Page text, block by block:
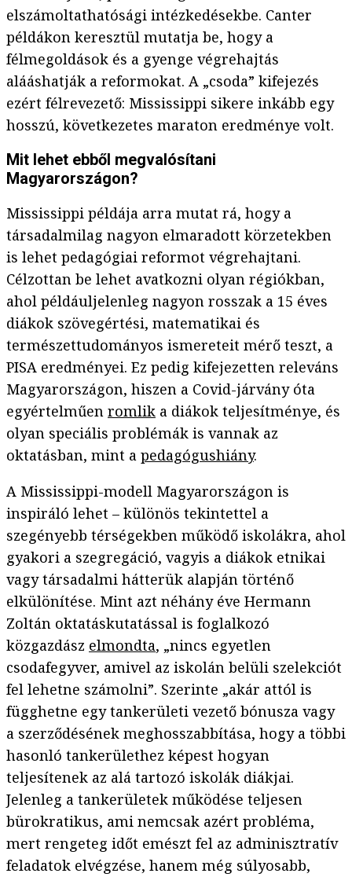
elszámoltathatósági intézkedésekbe. Canter
példákon keresztül mutatja be, hogy a
félmegoldások és a gyenge végrehajtás
alááshatják a reformokat. A „csoda” kifejezés
ezért félrevezető: Mississippi sikere inkább egy
hosszú, következetes maraton eredménye volt.
Mit lehet ebből megvalósítani
Magyarországon?
Mississippi példája arra mutat rá, hogy a
társadalmilag nagyon elmaradott körzetekben
is lehet pedagógiai reformot végrehajtani.
Célzottan be lehet avatkozni olyan régiókban,
ahol példáuljelenleg nagyon rosszak a 15 éves
diákok szövegértési, matematikai és
természettudományos ismereteit mérő teszt, a
PISA eredményei. Ez pedig kifejezetten releváns
Magyarországon, hiszen a Covid-járvány óta
egyértelműen romlik a diákok teljesítménye, és
olyan speciális problémák is vannak az
oktatásban, mint a pedagógushiány.
A Mississippi-modell Magyarországon is
inspiráló lehet – különös tekintettel a
szegényebb térségekben működő iskolákra, ahol
gyakori a szegregáció, vagyis a diákok etnikai
vagy társadalmi hátterük alapján történő
elkülönítése. Mint azt néhány éve Hermann
Zoltán oktatáskutatással is foglalkozó
közgazdász elmondta, „nincs egyetlen
csodafegyver, amivel az iskolán belüli szelekciót
fel lehetne számolni”. Szerinte „akár attól is
függhetne egy tankerületi vezető bónusza vagy
a szerződésének meghosszabbítása, hogy a többi
hasonló tankerülethez képest hogyan
teljesítenek az alá tartozó iskolák diákjai.
Jelenleg a tankerületek működése teljesen
bürokratikus, ami nemcsak azért probléma,
mert rengeteg időt emészt fel az adminisztratív
feladatok elvégzése, hanem még súlyosabb,